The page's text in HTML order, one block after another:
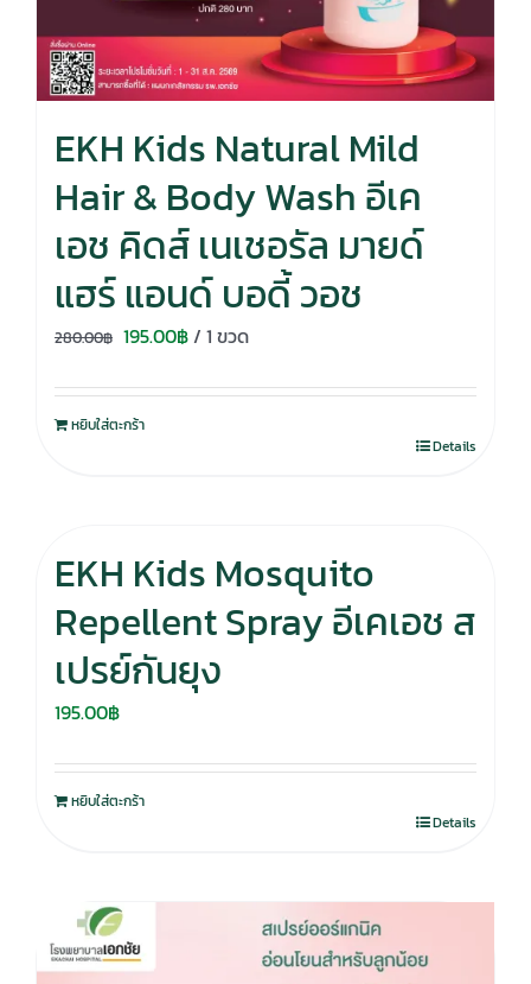
EKH Kids Natural Mild
Hair & Body Wash อีเค
เอช คิดส์ เนเชอรัล มายด์
แฮร์ แอนด์ บอดี้ วอช
280.00฿ Original
was:
280.00฿.
195.00฿Current
is:
/ 1 ขวด
หยิบใส่ตะกร้า
Details
EKH Kids Mosquito
Repellent Spray อีเคเอช ส
เปรย์กันยุง
195.00฿
หยิบใส่ตะกร้า
Details